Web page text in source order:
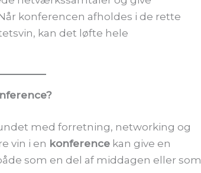
konferencen afholdes i de rette
kan det løfte hele
med forretning, networking og
vin i en konference kan give en
som en del af middagen eller som